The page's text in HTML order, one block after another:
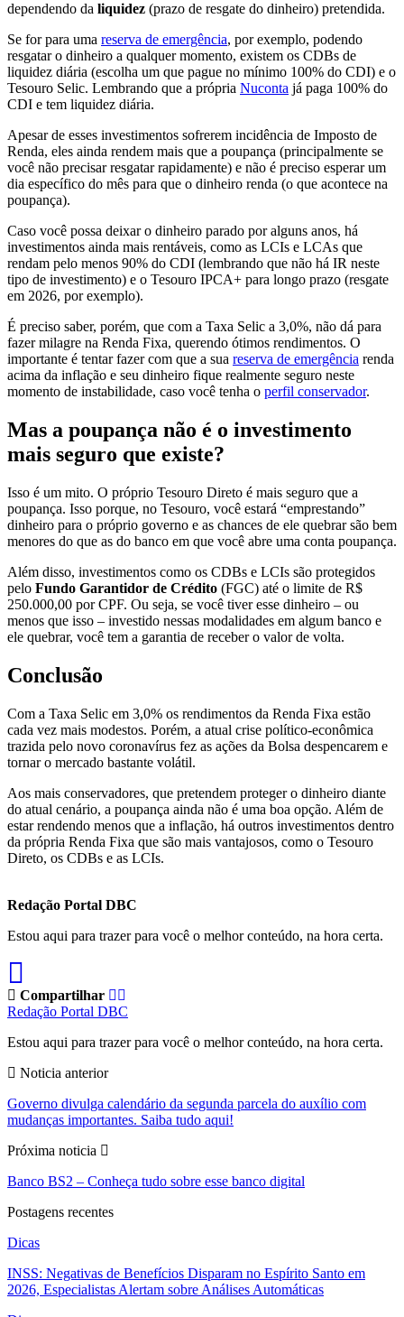
dependendo da liquidez (prazo de resgate do dinheiro) pretendida.
Se for para uma reserva de emergência, por exemplo, podendo
resgatar o dinheiro a qualquer momento, existem os CDBs de
liquidez diária (escolha um que pague no mínimo 100% do CDI) e o
Tesouro Selic. Lembrando que a própria Nuconta já paga 100% do
CDI e tem liquidez diária.
Apesar de esses investimentos sofrerem incidência de Imposto de
Renda, eles ainda rendem mais que a poupança (principalmente se
você não precisar resgatar rapidamente) e não é preciso esperar um
dia específico do mês para que o dinheiro renda (o que acontece na
poupança).
Caso você possa deixar o dinheiro parado por alguns anos, há
investimentos ainda mais rentáveis, como as LCIs e LCAs que
rendam pelo menos 90% do CDI (lembrando que não há IR neste
tipo de investimento) e o Tesouro IPCA+ para longo prazo (resgate
em 2026, por exemplo).
É preciso saber, porém, que com a Taxa Selic a 3,0%, não dá para
fazer milagre na Renda Fixa, querendo ótimos rendimentos. O
importante é tentar fazer com que a sua reserva de emergência renda
acima da inflação e seu dinheiro fique realmente seguro neste
momento de instabilidade, caso você tenha o perfil conservador.
Mas a poupança não é o investimento
mais seguro que existe?
Isso é um mito. O próprio Tesouro Direto é mais seguro que a
poupança. Isso porque, no Tesouro, você estará “emprestando”
dinheiro para o próprio governo e as chances de ele quebrar são bem
menores do que as do banco em que você abre uma conta poupança.
Além disso, investimentos como os CDBs e LCIs são protegidos
pelo Fundo Garantidor de Crédito (FGC) até o limite de R$
250.000,00 por CPF. Ou seja, se você tiver esse dinheiro – ou
menos que isso – investido nessas modalidades em algum banco e
ele quebrar, você tem a garantia de receber o valor de volta.
Conclusão
Com a Taxa Selic em 3,0% os rendimentos da Renda Fixa estão
cada vez mais modestos. Porém, a atual crise político-econômica
trazida pelo novo coronavírus fez as ações da Bolsa despencarem e
tornar o mercado bastante volátil.
Aos mais conservadores, que pretendem proteger o dinheiro diante
do atual cenário, a poupança ainda não é uma boa opção. Além de
estar rendendo menos que a inflação, há outros investimentos dentro
da própria Renda Fixa que são mais vantajosos, como o Tesouro
Direto, os CDBs e as LCIs.
Redação Portal DBC
Estou aqui para trazer para você o melhor conteúdo, na hora certa.
Compartilhar
Redação Portal DBC
Estou aqui para trazer para você o melhor conteúdo, na hora certa.
Noticia anterior
Governo divulga calendário da segunda parcela do auxílio com
mudanças importantes. Saiba tudo aqui!
Próxima noticia
Banco BS2 – Conheça tudo sobre esse banco digital
Postagens recentes
Dicas
INSS: Negativas de Benefícios Disparam no Espírito Santo em
2026, Especialistas Alertam sobre Análises Automáticas